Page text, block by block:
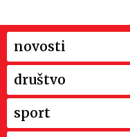
novosti
društvo
sport